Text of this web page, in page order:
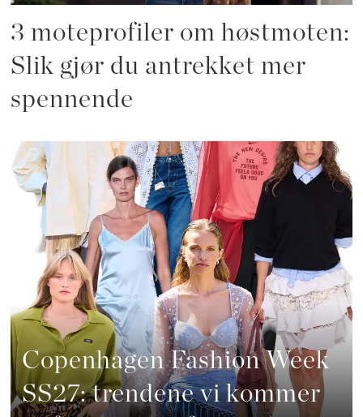
3 moteprofiler om høstmoten:
Slik gjør du antrekket mer
spennende
Copenhagen Fashion Week
SS27: trendene vi kommer